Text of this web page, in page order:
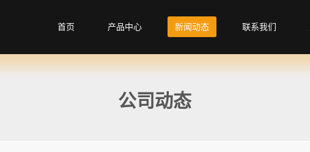
首页 产品中心 新闻动态 联系我们
公司动态